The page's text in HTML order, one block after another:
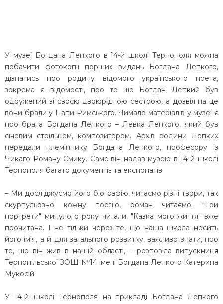
У музеї Богдана Лепкого в 14-й школі Тернополя можна
побачити фотокопії перших видань Богдана Лепкого,
дізнатись про родину відомого українського поета,
зокрема є відомості, про те що Богдан Лепкий був
одружений зі своєю двоюрідною сестрою, а дозвіл на це
вони брали у Папи Римського. Чимало матеріалів у музеї є
про брата Богдана Лепкого – Левка Лепкого, який був
січовим стрільцем, композитором. Архів родини Лепких
передали племіннику Богдана Лепкого, професору із
Чикаго Роману Смику. Саме він надав музею в 14-й школі
Тернополя багато документів та експонатів.
– Ми досліджуємо його біографію, читаємо різні твори, так
скурпульозно кожну поезію, роман читаємо. "Три
портрети" минулого року читали, "Казка мого життя" вже
прочитана. І не тільки через те, що наша школа носить
його ім'я, а й для загального розвитку, важливо знати, про
те, що він жив в нашій області, – розповіла випускниця
Тернопільської ЗОШ №14 імені Богдана Лепкого Катерина
Мукосій.
У 14-й школі Тернополя на прикладі Богдана Лепкого